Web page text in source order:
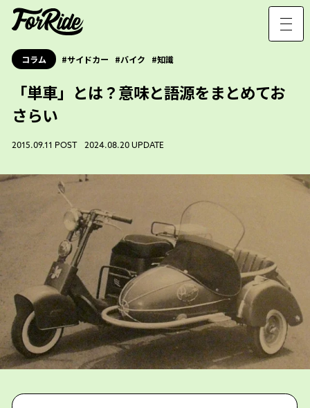
コラム サイドカー バイク 知識
「単車」とは？意味と語源をまとめてお
さらい
2015.09.11 POST 2024.08.20 UPDATE